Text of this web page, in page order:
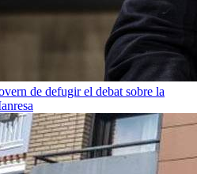
de defugir el debat sobre la